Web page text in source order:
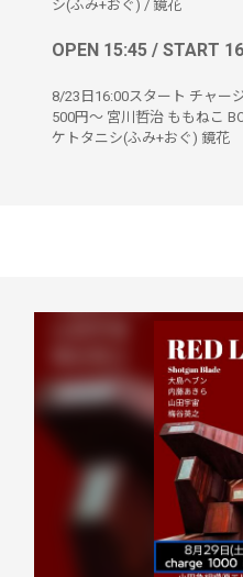
シ(ふみ+おぐ) / 鏡花
OPEN 15:45 / START
8/23日16:00スタート チャー
500円〜 宮川哲治 ももねこ
ケトタニシ(ふみ+おぐ) 鏡花